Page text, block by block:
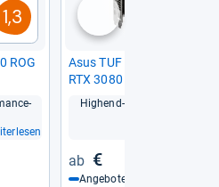
1,3
ROG
Asus TUF Gaming GeForce
RTX 3080 OC
Hig­hend-​Karte mit Power­plus
€
Angebote vergleichen
nächste